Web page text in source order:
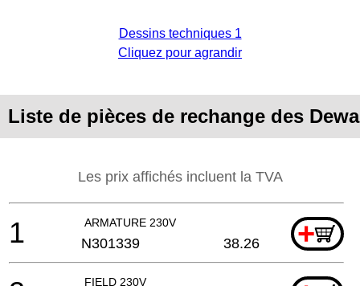
Dessins techniques 1
Cliquez pour agrandir
Liste de pièces de rechange des
Les prix affichés incluent la TVA
ARMATURE 230V +
1 N301339 38.26
FIELD 230V